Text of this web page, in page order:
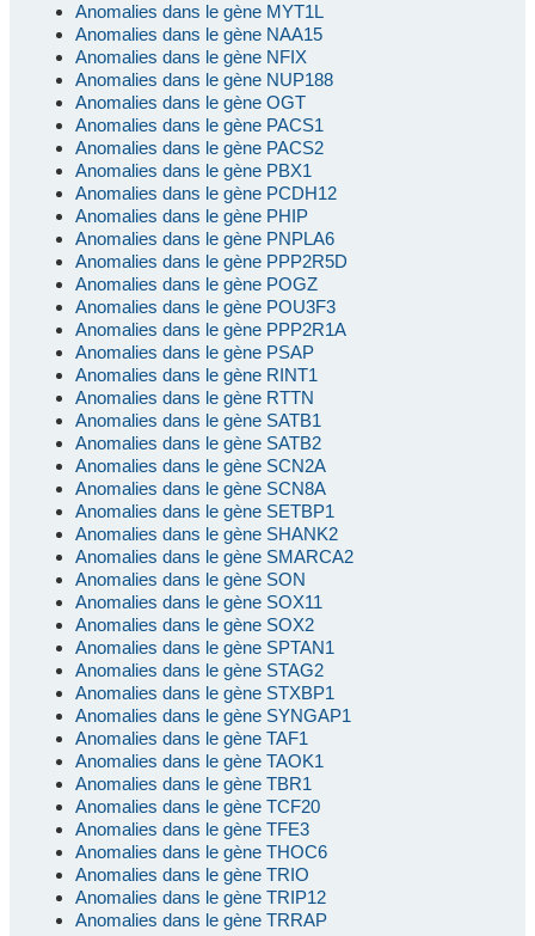
Anomalies dans le gène MYT1L
Anomalies dans le gène NAA15
Anomalies dans le gène NFIX
Anomalies dans le gène NUP188
Anomalies dans le gène OGT
Anomalies dans le gène PACS1
Anomalies dans le gène PACS2
Anomalies dans le gène PBX1
Anomalies dans le gène PCDH12
Anomalies dans le gène PHIP
Anomalies dans le gène PNPLA6
Anomalies dans le gène PPP2R5D
Anomalies dans le gène POGZ
Anomalies dans le gène POU3F3
Anomalies dans le gène PPP2R1A
Anomalies dans le gène PSAP
Anomalies dans le gène RINT1
Anomalies dans le gène RTTN
Anomalies dans le gène SATB1
Anomalies dans le gène SATB2
Anomalies dans le gène SCN2A
Anomalies dans le gène SCN8A
Anomalies dans le gène SETBP1
Anomalies dans le gène SHANK2
Anomalies dans le gène SMARCA2
Anomalies dans le gène SON
Anomalies dans le gène SOX11
Anomalies dans le gène SOX2
Anomalies dans le gène SPTAN1
Anomalies dans le gène STAG2
Anomalies dans le gène STXBP1
Anomalies dans le gène SYNGAP1
Anomalies dans le gène TAF1
Anomalies dans le gène TAOK1
Anomalies dans le gène TBR1
Anomalies dans le gène TCF20
Anomalies dans le gène TFE3
Anomalies dans le gène THOC6
Anomalies dans le gène TRIO
Anomalies dans le gène TRIP12
Anomalies dans le gène TRRAP